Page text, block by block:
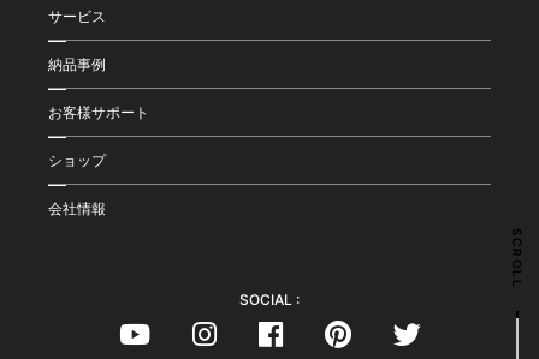
SCROLL
サービス
納品事例
お客様サポート
ショップ
会社情報
SOCIAL :